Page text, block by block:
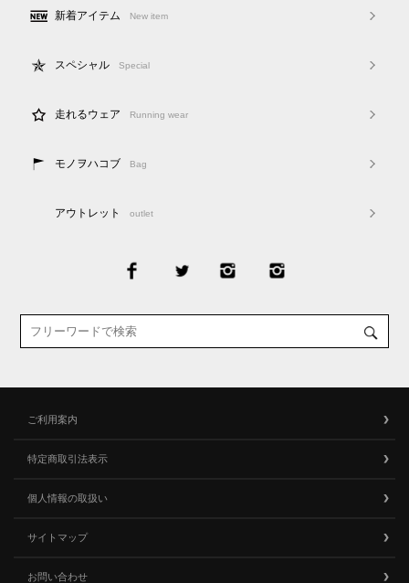
新着アイテム New item
スペシャル Special
走れるウェア Running wear
モノヲハコブ Bag
アウトレット outlet
ご利用案内
特定商取引法表示
個人情報の取扱い
サイトマップ
お問い合わせ